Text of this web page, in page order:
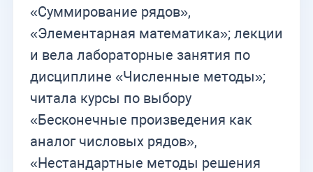
«Суммирование рядов»,
«Элементарная математика»; лекции
и вела лабораторные занятия по
дисциплине «Численные методы»;
читала курсы по выбору
«Бесконечные произведения как
аналог числовых рядов»,
«Нестандартные методы решения